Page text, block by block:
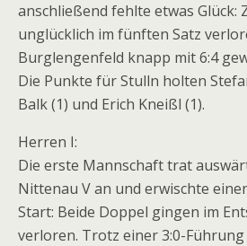
anschließend fehlte etwas Glück:
unglücklich im fünften Satz
Burglengenfeld knapp mit 6:4
Die Punkte für Stulln holten
Balk (1) und Erich Kneißl (1).
Herren I:
Die erste Mannschaft trat
Nittenau V an und erwischte
Start: Beide Doppel gingen im
verloren. Trotz einer 3:0-